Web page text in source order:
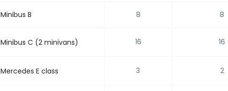
Minibus B 8 8
Minibus C (2 minivans) 16 16
Mercedes E class 3 2